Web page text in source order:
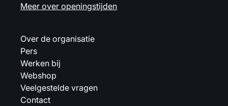
Meer over openingstijden
Over de organisatie
Pers
Werken bij
Webshop
Veelgestelde vragen
Contact